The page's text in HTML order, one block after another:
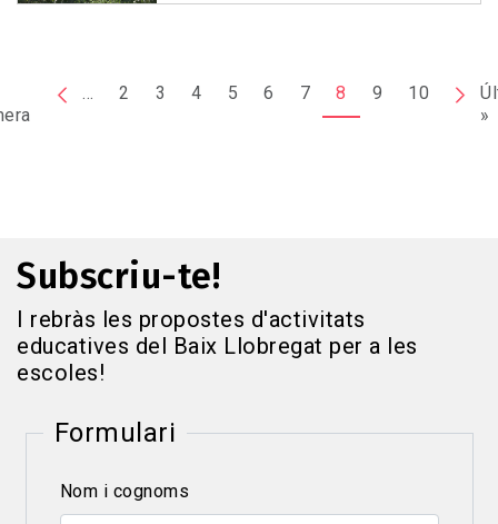
Pàgina
… 2 3 4 5 6 7 8 9 10
»
Subscriu-te!
I rebràs les propostes d'activitats
educatives del Baix Llobregat per a les
escoles!
Formulari
Nom i cognoms